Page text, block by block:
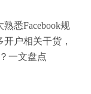
悉Facebook规
户相关干货，
一文盘点